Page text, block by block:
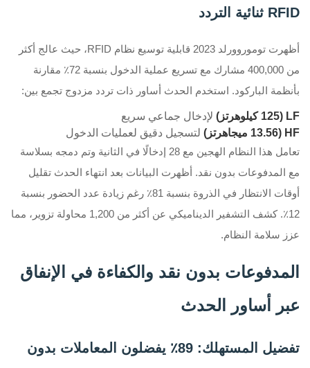
RFID ثنائية التردد
أظهرت توموروورلد 2023 قابلية توسيع نظام RFID، حيث عالج أكثر
من 400,000 مشارك مع تسريع عملية الدخول بنسبة 72٪ مقارنة
بأنظمة الباركود. استخدم الحدث أساور ذات تردد مزدوج تجمع بين:
LF (125 كيلوهرتز)
لإدخال جماعي سريع
HF (13.56 ميجاهرتز)
لتسجيل دقيق لعمليات الدخول
تعامل هذا النظام الهجين مع 28 إدخالًا في الثانية وتم دمجه بسلاسة
مع المدفوعات بدون نقد. أظهرت البيانات بعد انتهاء الحدث تقليل
أوقات الانتظار في الذروة بنسبة 81٪ رغم زيادة عدد الحضور بنسبة
12٪. كشف التشفير الديناميكي عن أكثر من 1,200 محاولة تزوير، مما
عزز سلامة النظام.
المدفوعات بدون نقد والكفاءة في الإنفاق
عبر أساور الحدث
تفضيل المستهلك: 89٪ يفضلون المعاملات بدون